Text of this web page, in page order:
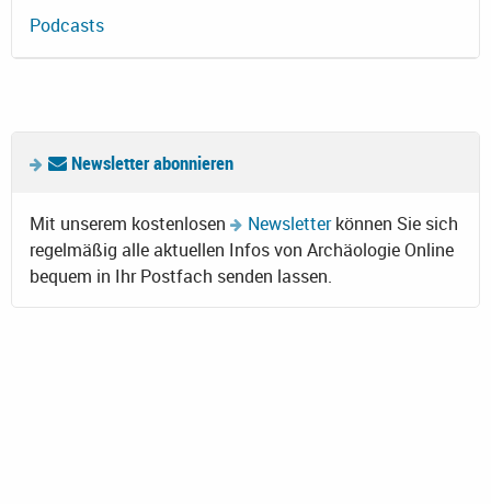
Podcasts
Newsletter abonnieren
Mit unserem kostenlosen Newsletterkönnen Sie sich
regelmäßig alle aktuellen Infos von Archäologie Online
bequem in Ihr Postfach senden lassen.